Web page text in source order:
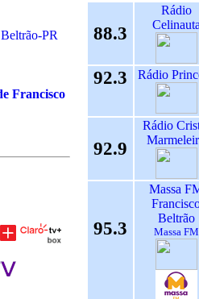
Francisco
88.3
Rádio
92.3 Rádio
92.9
Rádio
95.3
Massa
Beltrão
Massa FM